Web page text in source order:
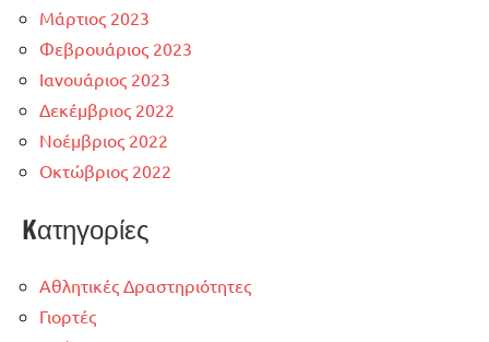
Μάρτιος 2023
Φεβρουάριος 2023
Ιανουάριος 2023
Δεκέμβριος 2022
Νοέμβριος 2022
Οκτώβριος 2022
Kατηγορίες
Αθλητικές Δραστηριότητες
Γιορτές